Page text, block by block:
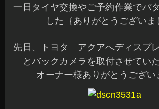
一日タイヤ交換やご予約作業でバ
した｛ありがとうござい
先日、トヨタ アクアへディスプ
とバックカメラを取付させてい
オーナー様ありがとうござ